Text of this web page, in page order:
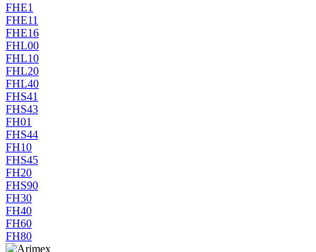
FHE1
FHE11
FHE16
FHL00
FHL10
FHL20
FHL40
FHS41
FHS43
FH01
FHS44
FH10
FHS45
FH20
FHS90
FH30
FH40
FH60
FH80